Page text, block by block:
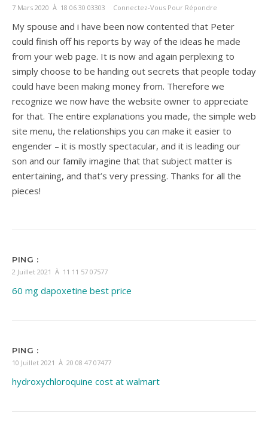
7 Mars 2020 À 18 06 30 03303 Connectez-Vous Pour Répondre
My spouse and i have been now contented that Peter
could finish off his reports by way of the ideas he made
from your web page. It is now and again perplexing to
simply choose to be handing out secrets that people today
could have been making money from. Therefore we
recognize we now have the website owner to appreciate
for that. The entire explanations you made, the simple web
site menu, the relationships you can make it easier to
engender – it is mostly spectacular, and it is leading our
son and our family imagine that that subject matter is
entertaining, and that’s very pressing. Thanks for all the
pieces!
PING :
2 Juillet 2021 À 11 11 57 07577
60 mg dapoxetine best price
PING :
10 Juillet 2021 À 20 08 47 07477
hydroxychloroquine cost at walmart